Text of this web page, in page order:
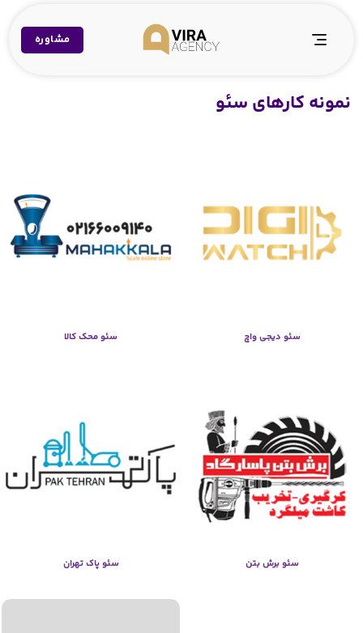
content
مشاوره
نمونه کارهای سئو
سئو دیجی واچ سئو محک کالا
سئو برش بتن سئو پاک تهران